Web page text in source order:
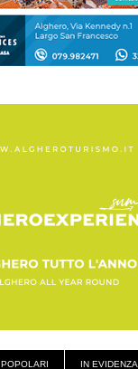
POPOLARI IN EVIDENZA